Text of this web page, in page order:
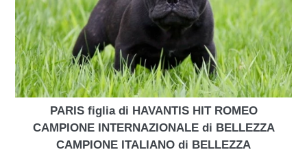
PARIS figlia di HAVANTIS HIT ROMEO
CAMPIONE INTERNAZIONALE di BELLEZZA
CAMPIONE ITALIANO di BELLEZZA